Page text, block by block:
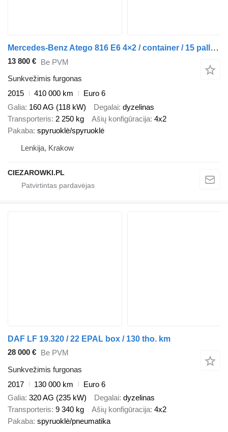
Mercedes-Benz Atego 816 E6 4×2 / container / 15 pallets
13 800 € Be PVM
Sunkvežimis furgonas
2015
410 000 km
Euro 6
Galia 160 AG (118 kW) Degalai dyzelinas
Transporteris 2 250 kg Ašių konfigūracija 4x2
Pakaba spyruoklė/spyruoklė
Lenkija, Krakow
CIEZAROWKI.PL
DAF LF 19.320 / 22 EPAL box / 130 tho. km
28 000 € Be PVM
Sunkvežimis furgonas
2017
130 000 km
Euro 6
Galia 320 AG (235 kW) Degalai dyzelinas
Transporteris 9 340 kg Ašių konfigūracija 4x2
Pakaba spyruoklė/pneumatika